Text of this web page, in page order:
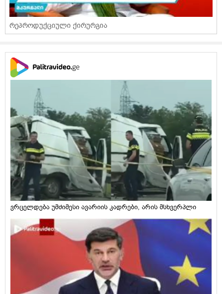
რეპროდუქციული ქირურგია
ვრცელდება უმძიმესი ავარიის კადრები, არის მსხვერპლი